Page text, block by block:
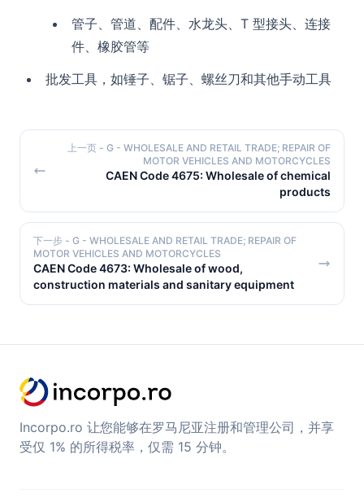
管子、管道、配件、水龙头、T 型接头、连接
件、橡胶管等
批发工具，如锤子、锯子、螺丝刀和其他手动工具
上一页 - G - WHOLESALE AND RETAIL TRADE; REPAIR OF
MOTOR VEHICLES AND MOTORCYCLES
CAEN Code 4675: Wholesale of chemical
products
下一步 - G - WHOLESALE AND RETAIL TRADE; REPAIR OF
MOTOR VEHICLES AND MOTORCYCLES
CAEN Code 4673: Wholesale of wood,
construction materials and sanitary equipment
Incorpo.ro 让您能够在罗马尼亚注册和管理公司，并享
受仅 1% 的所得税率，仅需 15 分钟。